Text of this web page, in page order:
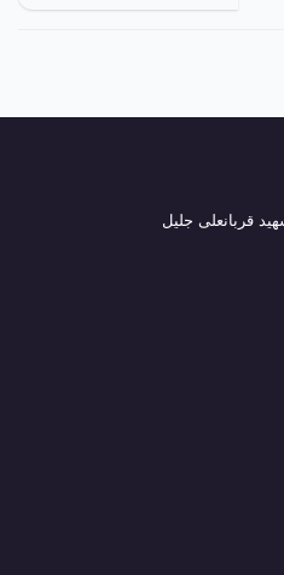
قربانعلی جلیل